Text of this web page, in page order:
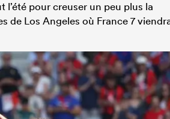
l’été pour creuser un peu plus la
de Los Angeles où France 7